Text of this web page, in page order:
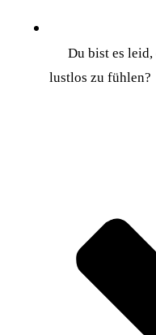
Du bist es
lustlos zu fühlen?